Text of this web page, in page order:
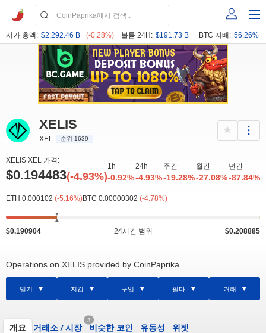
시가 총액: $2,292.46 B (-0.28%) 볼륨 24H: $191.73 B BTC 지배: 56.26%
XELIS
XEL 순위 1639
XELIS XEL 가격:
$0.194483(-4.93%)
1h
-0.92%
24h
-4.93%
주간
-19.28%
월간
-27.08%
년간
-87.84%
ETH 0.000102 (-5.16%)BTC 0.00000302 (-4.78%)
$0.190904 24시간 범위 $0.208885
Operations on XELIS provided by CoinPaprika
벌기 지갑 구입 팔다 거래
개요 거래소 /시장
3
비슷한 코인 유동성 위젯